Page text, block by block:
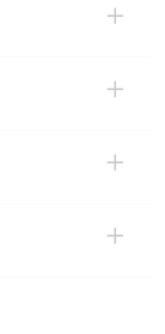
+
+
+
+